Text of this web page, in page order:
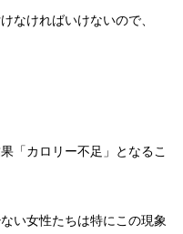
なければいけないので、
「カロリー不足」となるこ
い女性たちは特にこの現象